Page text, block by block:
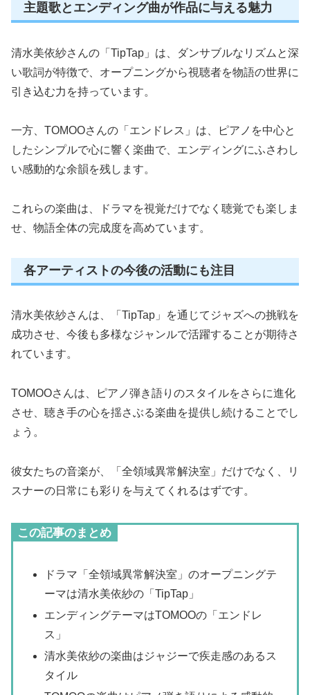
主題歌とエンディング曲が作品に与える魅力
清水美依紗さんの「TipTap」は、ダンサブルなリズムと深
い歌詞が特徴で、オープニングから視聴者を物語の世界に
引き込む力を持っています。
一方、TOMOOさんの「エンドレス」は、ピアノを中心と
したシンプルで心に響く楽曲で、エンディングにふさわし
い感動的な余韻を残します。
これらの楽曲は、ドラマを視覚だけでなく聴覚でも楽しま
せ、物語全体の完成度を高めています。
各アーティストの今後の活動にも注目
清水美依紗さんは、「TipTap」を通じてジャズへの挑戦を
成功させ、今後も多様なジャンルで活躍することが期待さ
れています。
TOMOOさんは、ピアノ弾き語りのスタイルをさらに進化
させ、聴き手の心を揺さぶる楽曲を提供し続けることでし
ょう。
彼女たちの音楽が、「全領域異常解決室」だけでなく、リ
スナーの日常にも彩りを与えてくれるはずです。
この記事のまとめ
ドラマ「全領域異常解決室」のオープニングテ
ーマは清水美依紗の「TipTap」
エンディングテーマはTOMOOの「エンドレ
ス」
清水美依紗の楽曲はジャジーで疾走感のあるス
タイル